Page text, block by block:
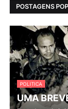
POSTAGENS
POLITICA
UMA